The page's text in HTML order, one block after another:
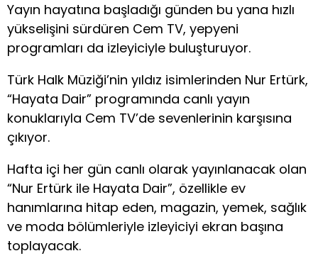
Yayın hayatına başladığı günden bu yana hızlı
yükselişini sürdüren Cem TV, yepyeni
programları da izleyiciyle buluşturuyor.
Türk Halk Müziği’nin yıldız isimlerinden Nur Ertürk,
“Hayata Dair” programında canlı yayın
konuklarıyla Cem TV’de sevenlerinin karşısına
çıkıyor.
Hafta içi her gün canlı olarak yayınlanacak olan
“Nur Ertürk ile Hayata Dair”, özellikle ev
hanımlarına hitap eden, magazin, yemek, sağlık
ve moda bölümleriyle izleyiciyi ekran başına
toplayacak.